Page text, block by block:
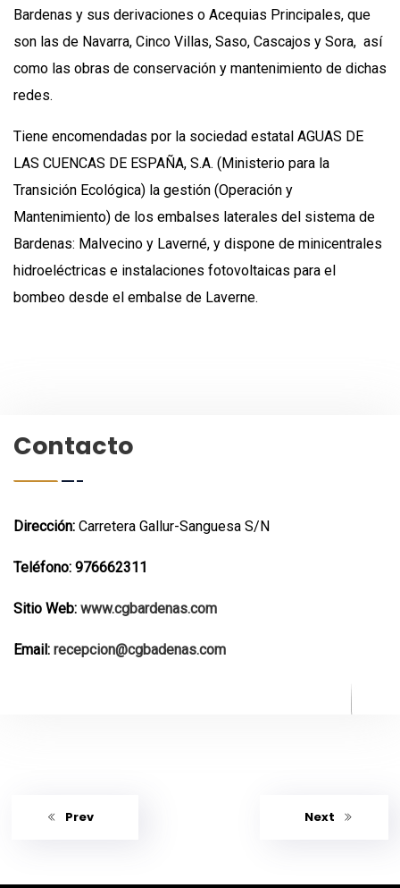
Bardenas y sus derivaciones o Acequias Principales, que
son las de Navarra, Cinco Villas, Saso, Cascajos y Sora, así
como las obras de conservación y mantenimiento de dichas
redes.
Tiene encomendadas por la sociedad estatal AGUAS DE
LAS CUENCAS DE ESPAÑA, S.A. (Ministerio para la
Transición Ecológica) la gestión (Operación y
Mantenimiento) de los embalses laterales del sistema de
Bardenas: Malvecino y Laverné, y dispone de minicentrales
hidroeléctricas e instalaciones fotovoltaicas para el
bombeo desde el embalse de Laverne.
Contacto
Dirección: Carretera Gallur-Sanguesa S/N
Teléfono: 976662311
Sitio Web: www.cgbardenas.com
Email: recepcion@cgbadenas.com
Prev Next